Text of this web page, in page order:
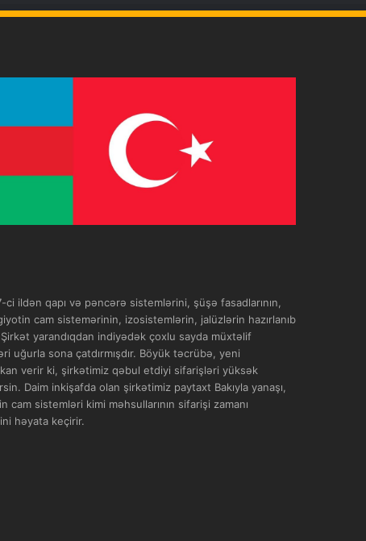
ildən qapı və pəncərə sistemlərini, şüşə fasadlarının,
cam sistemərinin, izosistemlərin, jalüzlərin hazırlanıb
Şirkət yarandıqdan indiyədək çoxlu sayda müxtəlif
uğurla sona çatdırmışdır. Böyük təcrübə, yeni
verir ki, şirkətimiz qəbul etdiyi sifarişləri yüksək
Daim inkişafda olan şirkətimiz paytaxt Bakıyla yanaşı,
sistemləri kimi məhsullarının sifarişi zamanı
həyata keçirir.